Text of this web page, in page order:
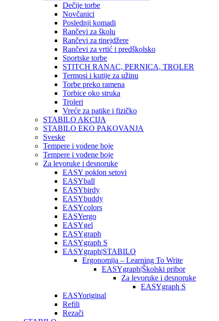
Dečije torbe
Novčanici
Poslednji komadi
Rančevi za školu
Rančevi za tinejdžere
Rančevi za vrtić i predškolsko
Sportske torbe
STITCH RANAC, PERNICA, TROLER
Termosi i kutije za užinu
Torbe preko ramena
Torbice oko struka
Troleri
Vreće za patike i fizičko
STABILO AKCIJA
STABILO EKO PAKOVANJA
Sveske
Tempere i vodene boje
Tempere i vodene boje
Za levoruke i desnoruke
EASY poklon setovi
EASYball
EASYbirdy
EASYbuddy
EASYcolors
EASYergo
EASYgel
EASYgraph
EASYgraph S
EASYgraph|STABILO
Ergonomija – Learning To Write
EASYgraph|Školski pribor
Za levoruke i desnoruke
EASYgraph S
EASYoriginal
Refili
Rezači